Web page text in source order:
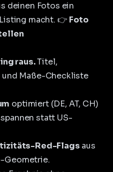
deinen Fotos ein
macht. 👉 Foto
raus.Titel,
und Maße-Checkliste
optimiert (DE, AT, CH)
statt US-
Red-Flags aus
Geometrie.